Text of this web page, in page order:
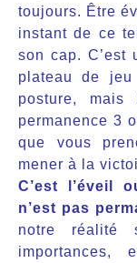
toujours. Être
instant de ce
son cap. C’est
plateau de jeu
posture,
permanence 3
que vous
mener à la
C’est l’éveil
n’est pas
notre réalité
importances,